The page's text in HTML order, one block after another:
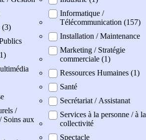
(3)
/
Soins aux
Informatique /
Télécommunication (157)
Installation / Maintenance
Marketing / Stratégie
commerciale (1)
Ressources Humaines (1)
Santé
Secrétariat / Assistanat
Services à la personne / à la
collectivité
Spectacle